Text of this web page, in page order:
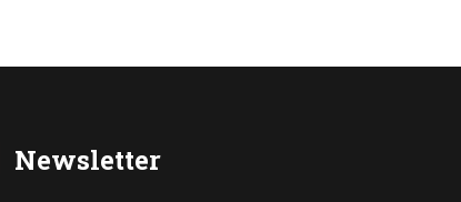
Newsletter